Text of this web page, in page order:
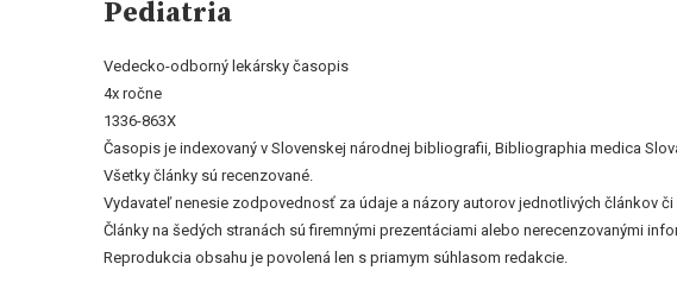
Pediatria
Vedecko-odborný lekársky časopis
4x ročne
1336-863X
Časopis je indexovaný v Slovenskej národnej bibliografii, Bibliographia medica
Všetky články sú recenzované.
Vydavateľ nenesie zodpovednosť za údaje a názory autorov jednotlivých článkov či
Články na šedých stranách sú firemnými prezentáciami alebo nerecenzovanými
Reprodukcia obsahu je povolená len s priamym súhlasom redakcie.